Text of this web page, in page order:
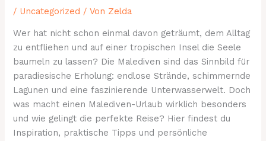
/ Uncategorized / Von Zelda
Wer hat nicht schon einmal davon geträumt, dem Alltag
zu entfliehen und auf einer tropischen Insel die Seele
baumeln zu lassen? Die Malediven sind das Sinnbild für
paradiesische Erholung: endlose Strände, schimmernde
Lagunen und eine faszinierende Unterwasserwelt. Doch
was macht einen Malediven-Urlaub wirklich besonders
und wie gelingt die perfekte Reise? Hier findest du
Inspiration, praktische Tipps und persönliche